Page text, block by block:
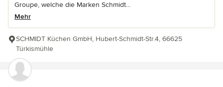
Groupe, welche die Marken Schmidt...
Mehr
SCHMIDT Küchen GmbH, Hubert-Schmidt-Str.4, 66625
Türkismühle